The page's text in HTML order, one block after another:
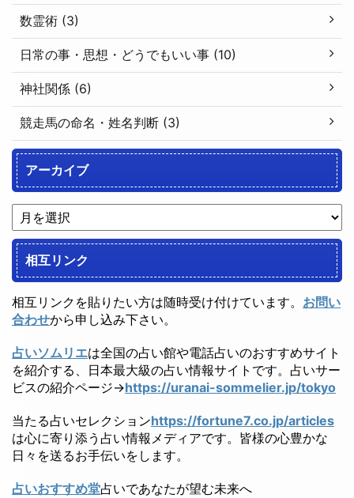
数霊術 (3)
日常の事・思想・どうでもいい事 (10)
神社関係 (6)
競走馬の命名・姓名判断 (3)
アーカイブ
相互リンク
相互リンクを貼りたい方は随時受け付けています。 お問い
合わせから申し込み下さい。
占いソムリエは全国の占い館や電話占いのおすすめサイト
を紹介する、日本最大級の占い情報サイトです。占いサー
ビスの紹介ページ→https://uranai-sommelier.jp/tokyo
当たる占いセレクションhttps://fortune7.co.jp/articles
は心に寄り添う占い情報メディアです。皆様の心豊かな
日々を送るお手伝いをします。
占いおすすめ堂占いであなたが望む未来へ